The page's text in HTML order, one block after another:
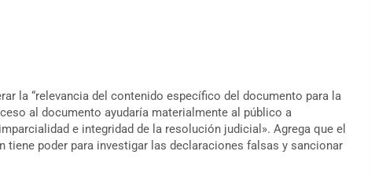
la “relevancia del contenido específico del documento para la
al documento ayudaría materialmente al público a
e integridad de la resolución judicial». Agrega que el
poder para investigar las declaraciones falsas y sancionar